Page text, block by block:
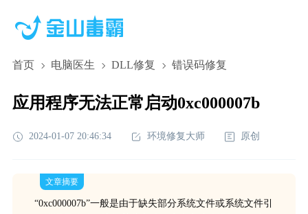
首页 电脑医生 DLL修复 错误码修复
应用程序无法正常启动0xc000007b
2024-01-07 20:46:34 环境修复大师 原创
文章摘要
“0xc000007b”一般是由于缺失部分系统文件或系统文件引